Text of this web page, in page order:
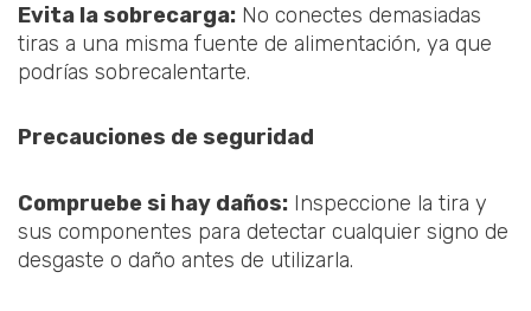
Evita la sobrecarga: No conectes demasiadas
tiras a una misma fuente de alimentación, ya que
podrías sobrecalentarte.
Precauciones de seguridad
Compruebe si hay daños: Inspeccione la tira y
sus componentes para detectar cualquier signo de
desgaste o daño antes de utilizarla.